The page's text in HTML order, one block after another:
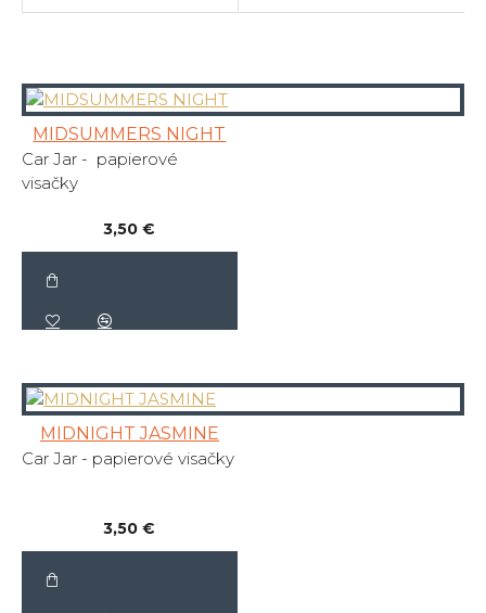
MIDSUMMERS NIGHT
Car Jar - papierové
visačky
3,50 €
MIDNIGHT JASMINE
Car Jar - papierové visačky
3,50 €